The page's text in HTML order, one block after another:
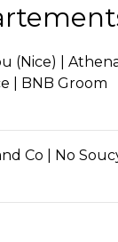
(Nice) |
| BNB Groom
Co | No